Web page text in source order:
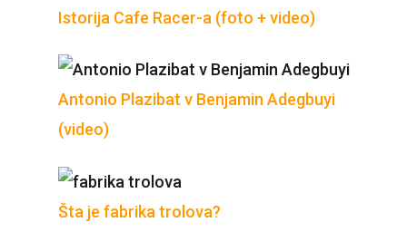
Istorija Cafe Racer-a (foto + video)
Antonio Plazibat v Benjamin Adegbuyi
(video)
Šta je fabrika trolova?